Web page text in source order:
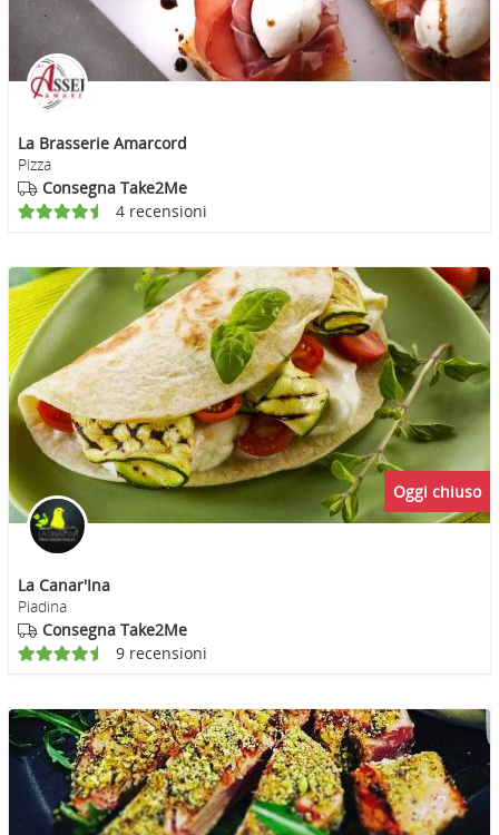
La Brasserie Amarcord
Pizza
Consegna Take2Me
4 recensioni
Oggi chiuso
La Canar'Ina
Piadina
Consegna Take2Me
9 recensioni